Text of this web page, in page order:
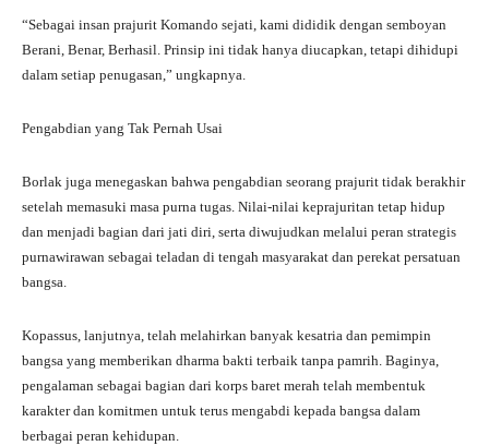
“Sebagai insan prajurit Komando sejati, kami dididik dengan semboyan
Berani, Benar, Berhasil. Prinsip ini tidak hanya diucapkan, tetapi dihidupi
dalam setiap penugasan,” ungkapnya.
Pengabdian yang Tak Pernah Usai
Borlak juga menegaskan bahwa pengabdian seorang prajurit tidak berakhir
setelah memasuki masa purna tugas. Nilai-nilai keprajuritan tetap hidup
dan menjadi bagian dari jati diri, serta diwujudkan melalui peran strategis
purnawirawan sebagai teladan di tengah masyarakat dan perekat persatuan
bangsa.
Kopassus, lanjutnya, telah melahirkan banyak kesatria dan pemimpin
bangsa yang memberikan dharma bakti terbaik tanpa pamrih. Baginya,
pengalaman sebagai bagian dari korps baret merah telah membentuk
karakter dan komitmen untuk terus mengabdi kepada bangsa dalam
berbagai peran kehidupan.